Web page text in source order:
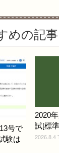
めの記事
号で
験は
2020
試[標
2026.8.4